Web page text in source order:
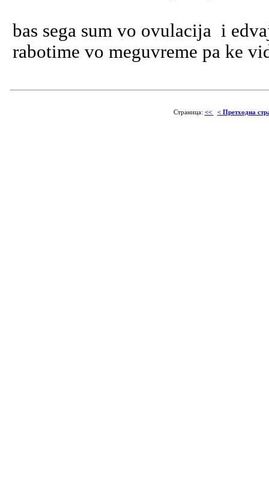
bas sega sum vo ovulacija i
rabotime vo meguvreme pa ke
Страница: << < Претходна